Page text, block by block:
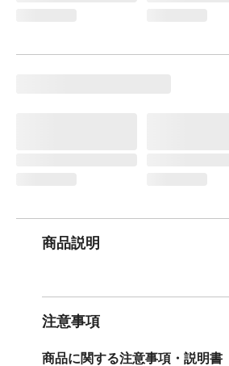
商品説明
注意事項
商品に関する注意事項・説明書